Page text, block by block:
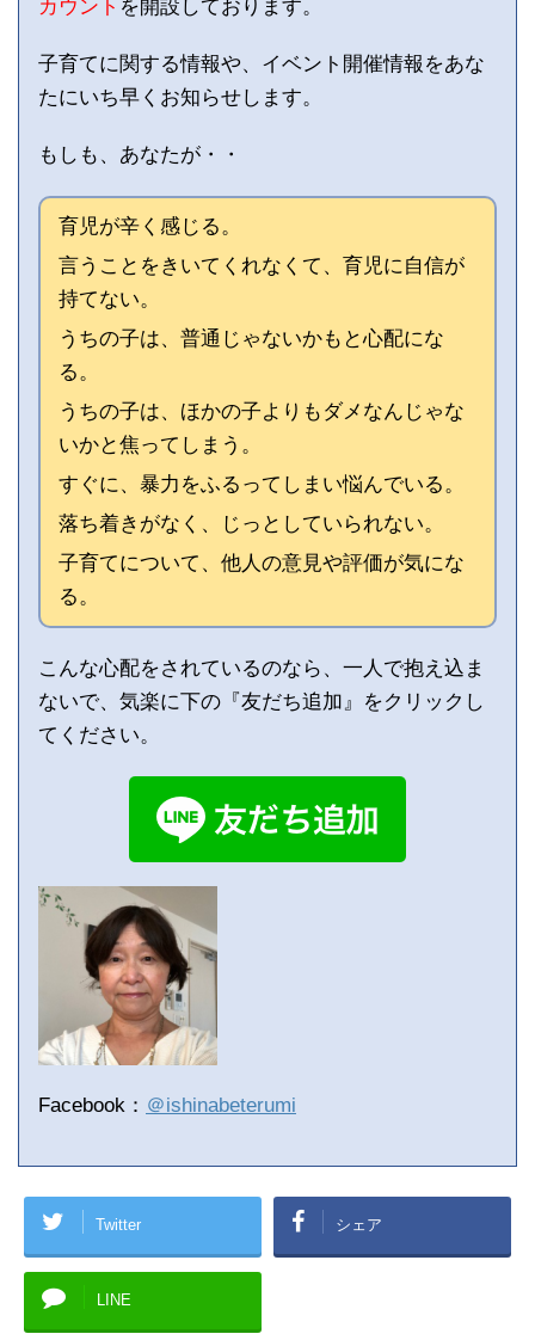
カウント を開設しております。
子育てに関する情報や、イベント開催情報をあな
たにいち早くお知らせします。
もしも、あなたが・・
育児が辛く感じる。
言うことをきいてくれなくて、育児に自信が
持てない。
うちの子は、普通じゃないかもと心配にな
る。
うちの子は、ほかの子よりもダメなんじゃな
いかと焦ってしまう。
すぐに、暴力をふるってしまい悩んでいる。
落ち着きがなく、じっとしていられない。
子育てについて、他人の意見や評価が気にな
る。
こんな心配をされているのなら、一人で抱え込ま
ないで、気楽に下の『友だち追加』をクリックし
てください。
Facebook： ＠ishinabeterumi
Twitter シェア
LINE